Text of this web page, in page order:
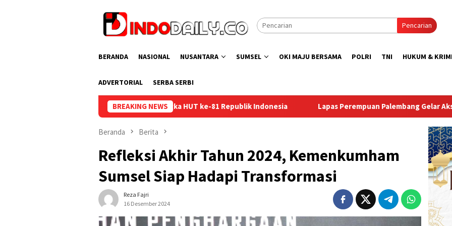
Pencarian
BERANDA NASIONAL NUSANTARA SUMSEL OKI MAJU BERSAMA POLRI TNI HUKUM &
ADVERTORIAL SERBA SERBI
BREAKING NEWS
dalam Rangka HUT ke-81 Republik Indonesia Lapas Perempuan Palembang Gelar Aksi Bersih Kemerdekaan,
Beranda Berita
Refleksi Akhir Tahun 2024, Kemenkumham
Sumsel Siap Hadapi Transformasi
Reza Fajri
16 Desember 2024